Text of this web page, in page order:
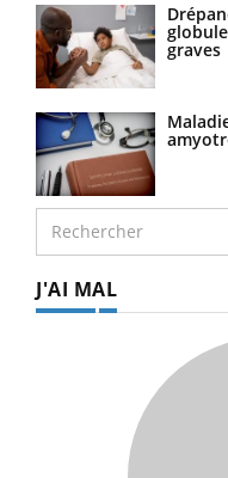
graves
J'AI MAL